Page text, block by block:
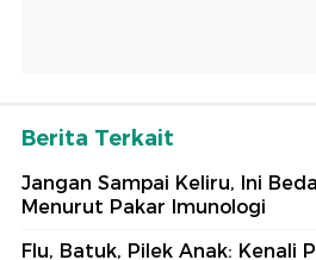
Berita Terkait
Jangan Sampai Keliru, Ini
Menurut Pakar Imunologi
Flu, Batuk, Pilek Anak: Kenali